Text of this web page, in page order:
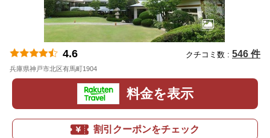
4.6 クチコミ数 : 546 件
兵庫県神戸市北区有馬町1904
料金を表示
割引クーポンをチェック